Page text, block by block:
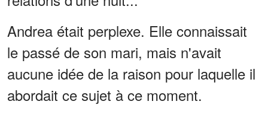
Andrea était perplexe. Elle connaissait
le passé de son mari, mais n'avait
aucune idée de la raison pour laquelle il
abordait ce sujet à ce moment.